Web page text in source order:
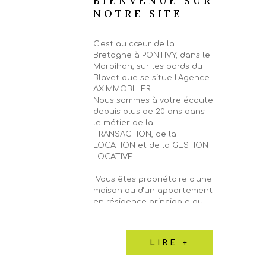
NOTRE SITE
C'est au cœur de la
Bretagne à PONTIVY, dans le
Morbihan, sur les bords du
Blavet que se situe l'Agence
AXIMMOBILIER.
Nous sommes à votre écoute
depuis plus de 20 ans dans
le métier de la
TRANSACTION, de la
LOCATION et de la GESTION
LOCATIVE.
Vous êtes propriétaire d'une
maison ou d'un appartement
en résidence principale ou
sur PONTIVY et sa région et
LIRE +